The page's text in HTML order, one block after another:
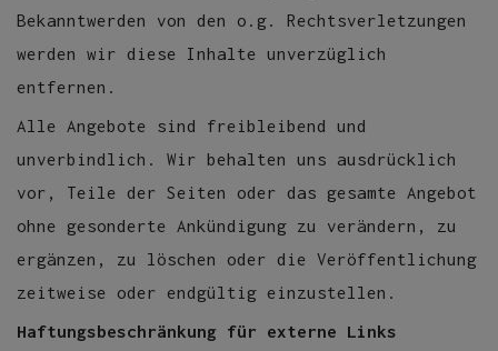
Bekanntwerden von den o.g. Rechtsverletzungen
werden wir diese Inhalte unverzüglich
entfernen.
Alle Angebote sind freibleibend und
unverbindlich. Wir behalten uns ausdrücklich
vor, Teile der Seiten oder das gesamte Angebot
ohne gesonderte Ankündigung zu verändern, zu
ergänzen, zu löschen oder die Veröffentlichung
zeitweise oder endgültig einzustellen.
Haftungsbeschränkung für externe Links